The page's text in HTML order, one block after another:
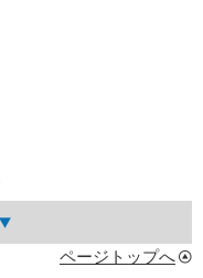
ページトップへ